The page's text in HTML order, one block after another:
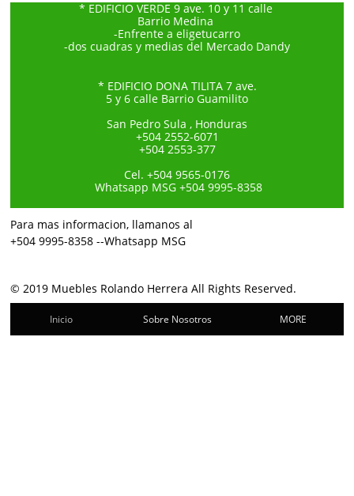
* EDIFICIO VERDE 9 ave. 10 y 11 calle
Barrio Medina
-Enfrente a eligetucarro
-dos cuadras y medias del Mercado Dandy
* EDIFICIO DONA TILITA 7 ave.
5 y 6 calle Barrio Guamilito
San Pedro Sula , Honduras
+504 2552-6071
+504 2553-377
Cel. +504 9565-0176
Whatsapp MSG +504 9995-8358
Para mas informacion, llamanos al
+504 9995-8358 --Whatsapp MSG
© 2019 Muebles Rolando Herrera All Rights Reserved.
Inicio Sobre Nosotros MORE